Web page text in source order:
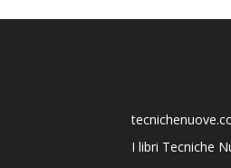
I libri Tecniche